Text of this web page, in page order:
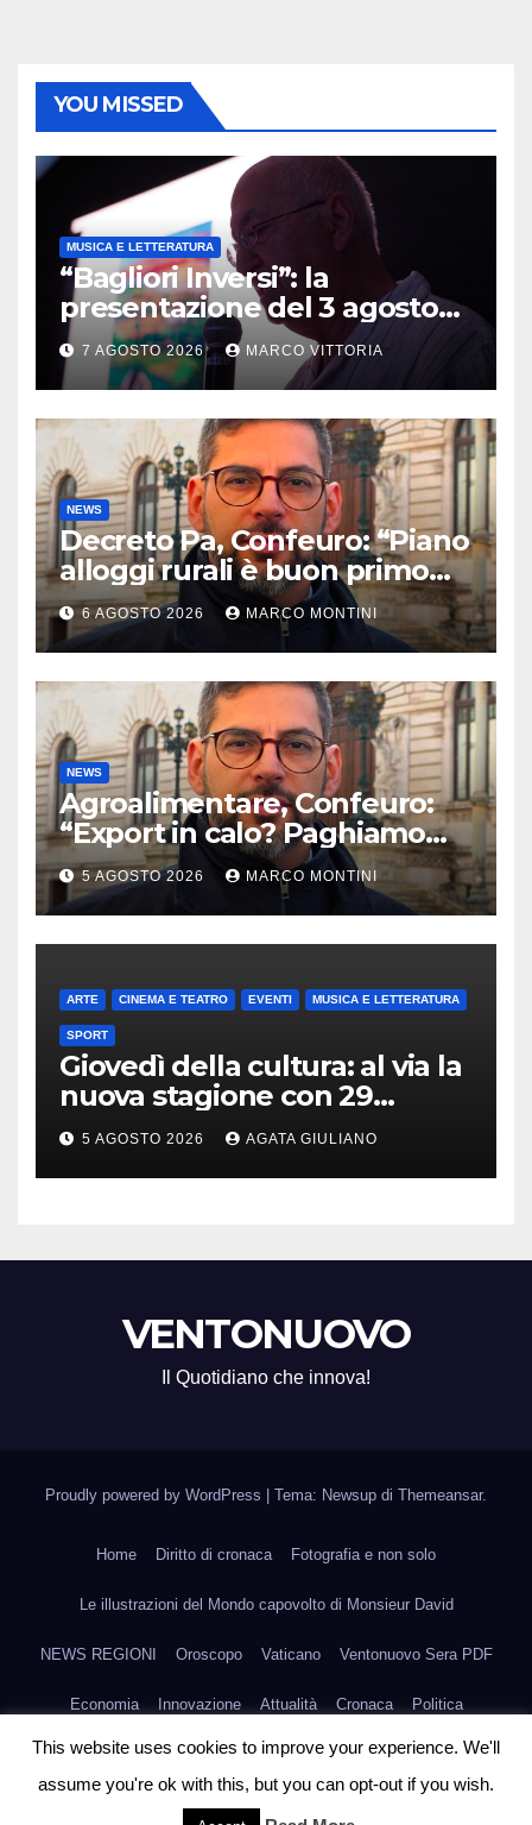
YOU MISSED
MUSICA E LETTERATURA
“Bagliori Inversi”: la
presentazione del 3 agosto
2026 a Pietragalla
7 AGOSTO 2026 MARCO VITTORIA
NEWS
Decreto Pa, Confeuro: “Piano
alloggi rurali è buon primo
passo ma da solo non basta”
6 AGOSTO 2026 MARCO MONTINI
NEWS
Agroalimentare, Confeuro:
“Export in calo? Paghiamo
prezzo accondiscendenza Ue
e Italia con Usa”
5 AGOSTO 2026 MARCO MONTINI
ARTE CINEMA E TEATRO EVENTI MUSICA E LETTERATURA
SPORT
Giovedì della cultura: al via la
nuova stagione con 29
appuntamenti da ottobre a
maggio
5 AGOSTO 2026 AGATA GIULIANO
VENTONUOVO
Il Quotidiano che innova!
Proudly powered by WordPress Tema: Newsup di Themeansar.
Home Diritto di cronaca Fotografia e non solo
Le illustrazioni del Mondo capovolto di Monsieur David
NEWS REGIONI Oroscopo Vaticano Ventonuovo Sera PDF
Economia Innovazione Attualità Cronaca Politica
Scienza e Medicina Fashion Agroalimentare Arte Sport
This website uses cookies to improve your experience. We'll
assume you're ok with this, but you can opt-out if you wish.